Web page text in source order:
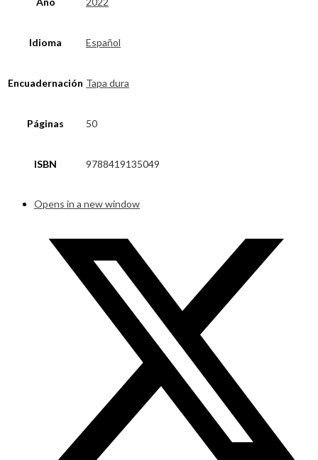
Idioma Español
Encuadernación Tapa dura
Páginas 50
ISBN 9788419135049
Opens in a new window